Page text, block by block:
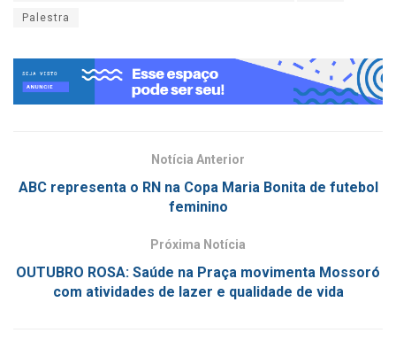
Palestra
Notícia Anterior
ABC representa o RN na Copa Maria Bonita de futebol
feminino
Próxima Notícia
OUTUBRO ROSA: Saúde na Praça movimenta Mossoró
com atividades de lazer e qualidade de vida